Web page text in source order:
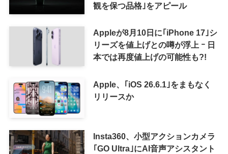
観を保つ品格｣をアピール
Appleが8月10日に｢iPhone 17｣シ
リーズを値上げとの噂が浮上 ｰ 日
本では再度値上げの可能性も?!
Apple、｢iOS 26.6.1｣をまもなく
リリースか
Insta360、小型アクションカメラ
｢GO Ultra｣にAI音声アシスタント